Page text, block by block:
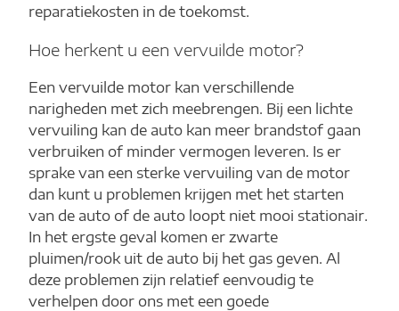
reparatiekosten in de toekomst.
Hoe herkent u een vervuilde motor?
Een vervuilde motor kan verschillende
narigheden met zich meebrengen. Bij een lichte
vervuiling kan de auto kan meer brandstof gaan
verbruiken of minder vermogen leveren. Is er
sprake van een sterke vervuiling van de motor
dan kunt u problemen krijgen met het starten
van de auto of de auto loopt niet mooi stationair.
In het ergste geval komen er zwarte
pluimen/rook uit de auto bij het gas geven. Al
deze problemen zijn relatief eenvoudig te
verhelpen door ons met een goede